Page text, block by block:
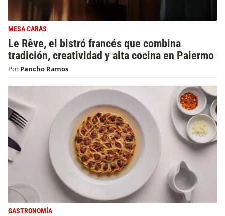
MESA CARAS
Le Rêve, el bistró francés que combina
tradición, creatividad y alta cocina en Palermo
Por Pancho Ramos
GASTRONOMÍA